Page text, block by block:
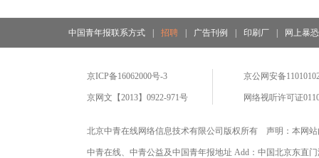
中国青年报联系方式 招聘 广告刊例 印刷厂 网上暴
京ICP备16062000号-3
京网文【2013】0922-971号
京公网安备
网络视听许可证
北京中青在线网络信息技术有限公司版权所有 声明：本网
中青在线、中青公益及中国青年报地址 Add：中国北京东直门